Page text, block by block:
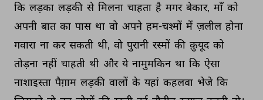
कि लड़का लड़की से मिलना चाहता है मगर बेकार, माँ को
अपनी बात का पास था वो अपने हम-चश्मों में ज़लील होना
गवारा ना कर सकती थी, वो पुरानी रस्मों की क़ुयूद को
तोड़ना नहीं चाहती थी और ये नामुमकिन था कि ऐसा
नाशाइस्ता पैग़ाम लड़की वालों के यहां कहलवा भेजे कि